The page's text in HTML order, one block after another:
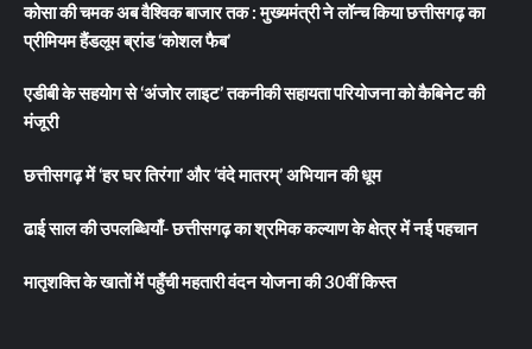
कोसा की चमक अब वैश्विक बाजार तक : मुख्यमंत्री ने लॉन्च किया छत्तीसगढ़ का
प्रीमियम हैंडलूम ब्रांड ‘कोशल फैब’
एडीबी के सहयोग से ‘अंजोर लाइट’ तकनीकी सहायता परियोजना को कैबिनेट की
मंजूरी
छत्तीसगढ़ में ‘हर घर तिरंगा’ और ‘वंदे मातरम्’ अभियान की धूम
ढाई साल की उपलब्धियाँ- छत्तीसगढ़ का श्रमिक कल्याण के क्षेत्र में नई पहचान
मातृशक्ति के खातों में पहुँची महतारी वंदन योजना की 30वीं किस्त